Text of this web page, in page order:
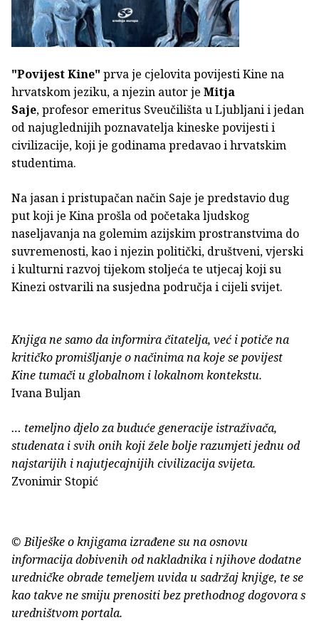
"Povijest Kine" prva je cjelovita povijesti Kine na
hrvatskom jeziku, a njezin autor je Mitja
Saje,profesor emeritus Sveučilišta u Ljubljani i jedan
od najuglednijih poznavatelja kineske povijesti i
civilizacije, koji je godinama predavao i hrvatskim
studentima.
Na jasan i pristupačan način Saje je predstavio dug
put koji je Kina prošla od početaka ljudskog
naseljavanja na golemim azijskim prostranstvima do
suvremenosti, kao i njezin politički, društveni, vjerski
i kulturni razvoj tijekom stoljeća te utjecaj koji su
Kinezi ostvarili na susjedna područja i cijeli svijet.
Knjiga ne samo da informira čitatelja, već i potiče na
kritičko promišljanje o načinima na koje se povijest
Kine tumači u globalnom i lokalnom kontekstu.
Ivana Buljan
… temeljno djelo za buduće generacije istraživača,
studenata i svih onih koji žele bolje razumjeti jednu od
najstarijih i najutjecajnijih civilizacija svijeta.
Zvonimir Stopić
© Bilješke o knjigama izrađene su na osnovu
informacija dobivenih od nakladnika i njihove dodatne
uredničke obrade temeljem uvida u sadržaj knjige, te se
kao takve ne smiju prenositi bez prethodnog dogovora s
uredništvom portala.